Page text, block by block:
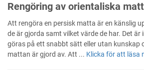
Rengöring av orientaliska
Att rengöra en persisk matta är en känslig
de är gjorda samt vilket värde de har. Det är
göras på ett snabbt sätt eller utan kunskap
mattan är gjord av. Att ... Klicka för att läsa